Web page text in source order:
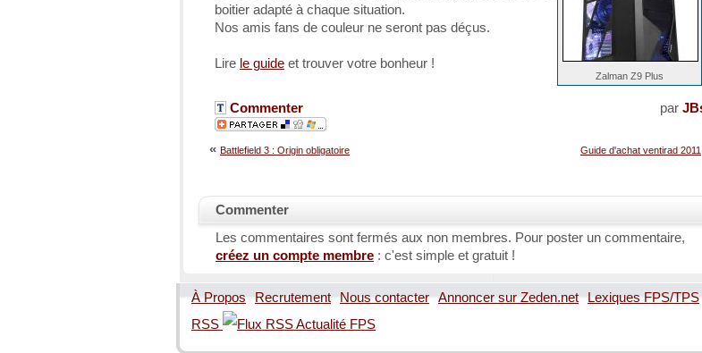
Zalman Z9 Plus
boitier adapté à chaque situation.
Nos amis fans de couleur ne seront pas déçus.
Lire le guide et trouver votre bonheur !
par
Commenter
Guide d'achat ventirad 2011
« Battlefield 3 : Origin obligatoire
Commenter
Les commentaires sont fermés aux non membres. Pour poster un commentaire,
créez un compte membre : c'est simple et gratuit !
À Propos Recrutement Nous contacter Annoncer sur Zeden.net Lexiques FPS/TPS
RSS